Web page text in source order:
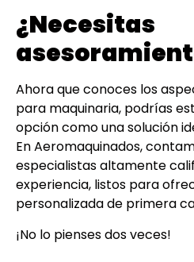
¿Necesitas
Ahora que conoces los
para maquinaria, podrías
opción como una solución
En Aeromaquinados,
especialistas altamente
experiencia, listos para
personalizada de primera
¡No lo pienses dos veces!